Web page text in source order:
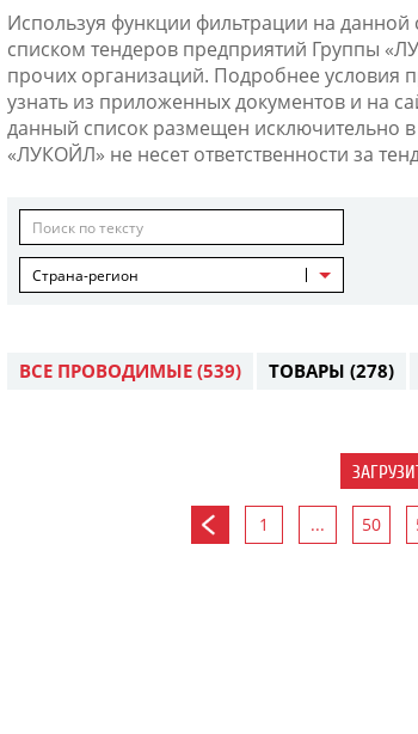
Используя функции фильтрации на
списком тендеров предприятий Группы
прочих организаций. Подробнее условия
узнать из приложенных документов и на
данный список размещен исключительно
«ЛУКОЙЛ» не несет ответственности за
Страна-регион
ВСЕ ПРОВОДИМЫЕ (539) ТОВАРЫ (278)
1 ... 50